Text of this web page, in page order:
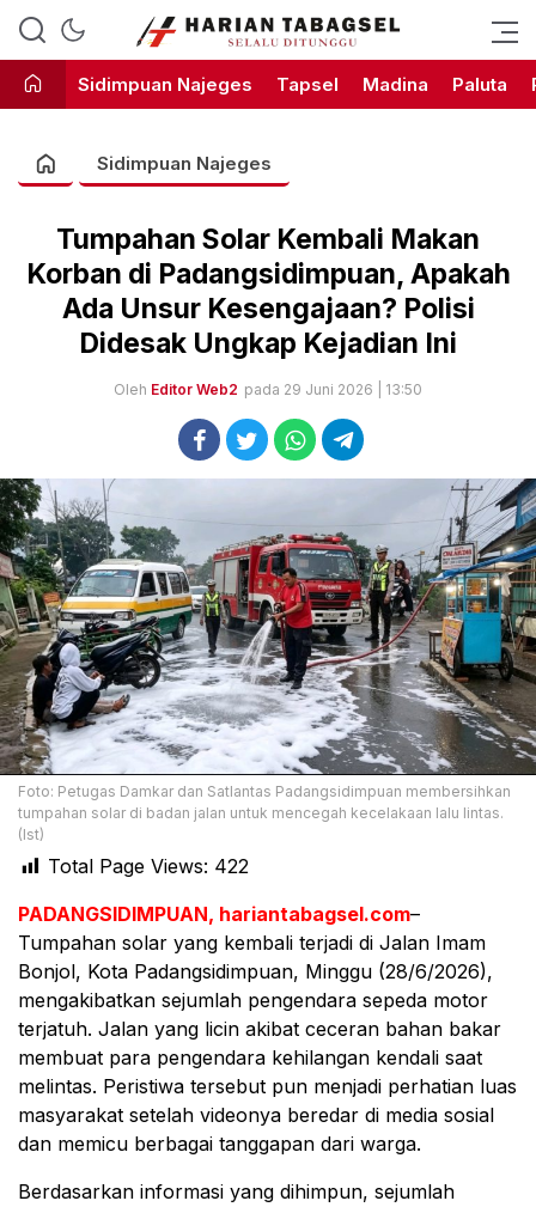
Harian Tabagsel
Harian Tabagsel Official Website
Sidimpuan Najeges
Tapsel Madina Paluta
Sidimpuan Najeges
Tumpahan Solar Kembali Makan
Korban di Padangsidimpuan, Apakah
Ada Unsur Kesengajaan? Polisi
Didesak Ungkap Kejadian Ini
Oleh Editor Web2 pada 29 Juni 2026 | 13:50
Foto: Petugas Damkar dan Satlantas Padangsidimpuan membersihkan
tumpahan solar di badan jalan untuk mencegah kecelakaan lalu lintas.
(Ist)
Total Page Views: 422
PADANGSIDIMPUAN, hariantabagsel.com–
Tumpahan solar yang kembali terjadi di Jalan Imam
Bonjol, Kota Padangsidimpuan, Minggu (28/6/2026),
mengakibatkan sejumlah pengendara sepeda motor
terjatuh. Jalan yang licin akibat ceceran bahan bakar
membuat para pengendara kehilangan kendali saat
melintas. Peristiwa tersebut pun menjadi perhatian luas
masyarakat setelah videonya beredar di media sosial
dan memicu berbagai tanggapan dari warga.
Berdasarkan informasi yang dihimpun, sejumlah